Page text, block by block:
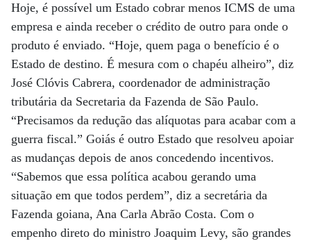
Hoje, é possível um Estado cobrar menos ICMS de uma
empresa e ainda receber o crédito de outro para onde o
produto é enviado. “Hoje, quem paga o benefício é o
Estado de destino. É mesura com o chapéu alheiro”, diz
José Clóvis Cabrera, coordenador de administração
tributária da Secretaria da Fazenda de São Paulo.
“Precisamos da redução das alíquotas para acabar com a
guerra fiscal.” Goiás é outro Estado que resolveu apoiar
as mudanças depois de anos concedendo incentivos.
“Sabemos que essa política acabou gerando uma
situação em que todos perdem”, diz a secretária da
Fazenda goiana, Ana Carla Abrão Costa. Com o
empenho direto do ministro Joaquim Levy, são grandes